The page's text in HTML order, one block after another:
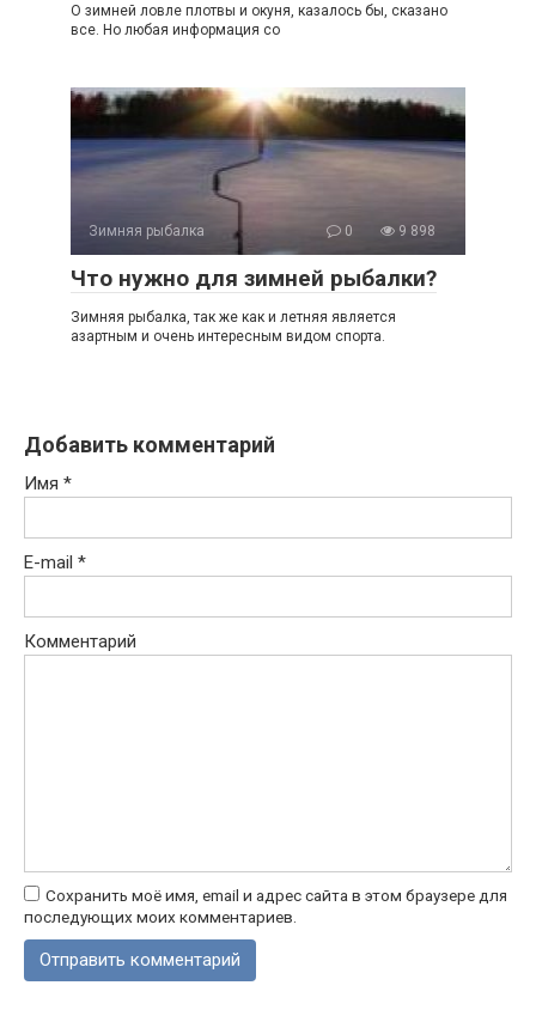
О зимней ловле плотвы и окуня, казалось бы, сказано
все. Но любая информация со
Зимняя рыбалка 0 9 898
Что нужно для зимней рыбалки?
Зимняя рыбалка, так же как и летняя является
азартным и очень интересным видом спорта.
Добавить комментарий
Имя *
E-mail *
Комментарий
Сохранить моё имя, email и адрес сайта в этом браузере для
последующих моих комментариев.